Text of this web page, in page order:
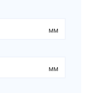
мм
мм